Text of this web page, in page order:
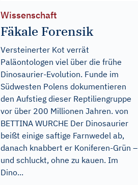
Wissenschaft
Fäkale Forensik
Versteinerter Kot verrät
Paläontologen viel über die frühe
Dinosaurier-Evolution. Funde im
Südwesten Polens dokumentieren
den Aufstieg dieser Reptiliengruppe
vor über 200 Millionen Jahren. von
BETTINA WURCHE Der Dinosaurier
beißt einige saftige Farnwedel ab,
danach knabbert er Koniferen-Grün –
und schluckt, ohne zu kauen. Im
Dino...